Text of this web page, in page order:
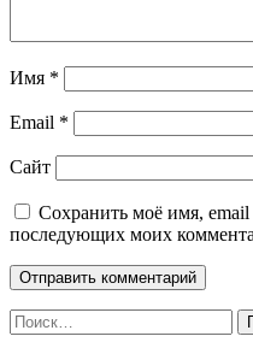
Имя *
Email *
Сайт
Сохранить моё имя, email
последующих моих
Найти: